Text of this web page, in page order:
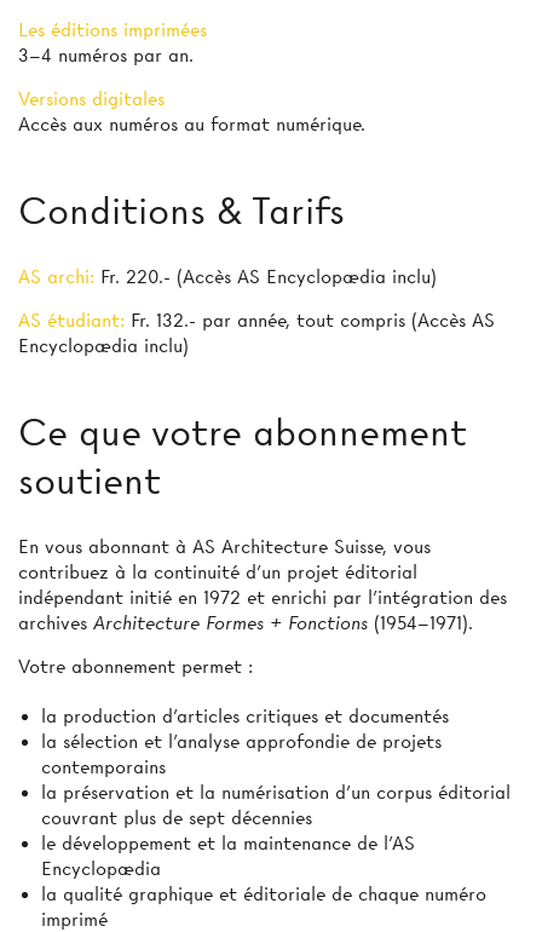
Les éditions imprimées
3–4 numéros par an.
Versions digitales
Accès aux numéros au format numérique.
Conditions & Tarifs
AS archi: Fr. 220.- (Accès AS Encyclopædia inclu)
AS étudiant: Fr. 132.- par année, tout compris (Accès AS
Encyclopædia inclu)
Ce que votre abonnement
soutient
En vous abonnant à AS Architecture Suisse, vous
contribuez à la continuité d’un projet éditorial
indépendant initié en 1972 et enrichi par l’intégration des
archives Architecture Formes + Fonctions (1954–1971).
Votre abonnement permet :
la production d'articles critiques et documentés
la sélection et l’analyse approfondie de projets
contemporains
la préservation et la numérisation d’un corpus éditorial
couvrant plus de sept décennies
le développement et la maintenance de l’AS
Encyclopædia
la qualité graphique et éditoriale de chaque numéro
imprimé